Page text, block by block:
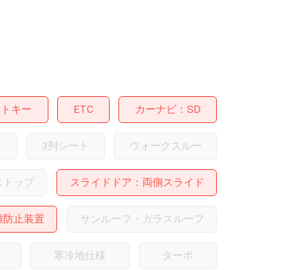
キー ETC カーナビ SD
3列シート ウォークスルー
ップ スライドドア 両側スライド
防止装置 サンルーフ・ガラスルーフ
寒冷地仕様 ターボ